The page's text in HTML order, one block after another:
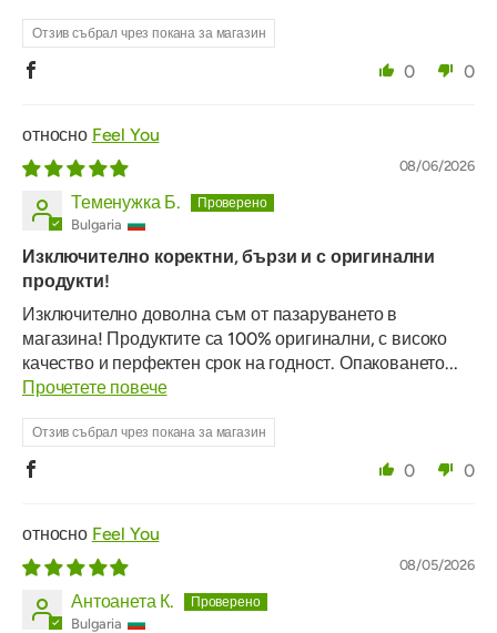
Отзив събрал чрез покана за магазин
0 0
Feel You
08/06/2026
Теменужка Б.
Bulgaria
Изключително коректни, бързи и с оригинални
продукти!
Изключително доволна съм от пазаруването в
магазина! Продуктите са 100% оригинални, с високо
качество и перфектен срок на годност. Опаковането...
Прочетете повече
Отзив събрал чрез покана за магазин
0 0
Feel You
08/05/2026
Антоанета К.
Bulgaria